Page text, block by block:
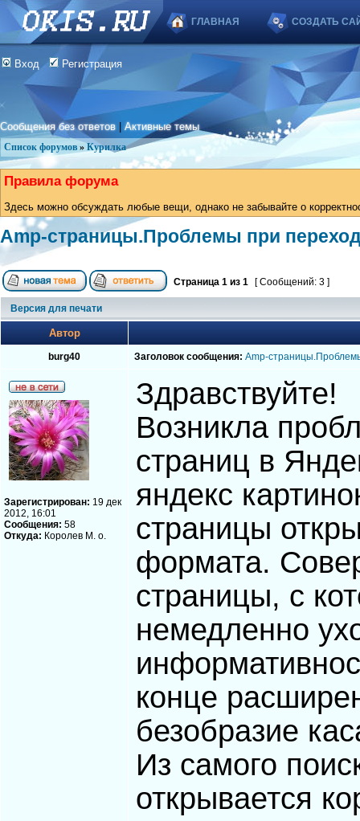
ГЛАВНАЯ СОЗДАТЬ
Вход Регистрация
Сообщения без ответов |Активные темы
Список форумов » Курилка
Правила форума
Здесь можно обсуждать любые вещи, однако не забывайте о
Аmp-страницы.Проблемы при
Страница 1 из 1 [ Сообщений: 3 ]
Версия для печати
Автор
burg40 Заголовок сообщения: Аmp-
Зарегистрирован: 19 дек
2012, 16:01
Сообщения: 58
Откуда: Королев М. о.
Здравствуйте!
Возникла
страниц в
яндекс
страницы
формата.
страницы, с
немедленно
конце
безобразие
Из самого
открывается